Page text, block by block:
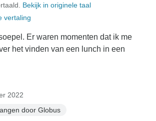
Bekijk in originele taal
vertaling
Er waren momenten dat ik me
het vinden van een lunch in een
2022
door Globus